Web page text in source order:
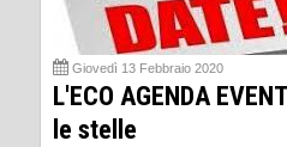
Giovedì 13 Febbraio 2020
L'ECO AGENDA
le stelle